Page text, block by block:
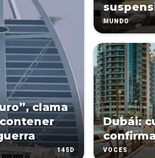
clama
145D
MUNDO
Dubái:
VOCES